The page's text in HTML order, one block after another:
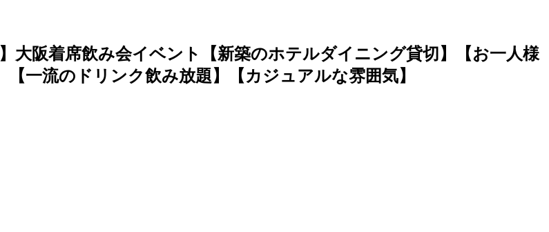
大阪着席飲み会イベント【新築のホテルダイニング貸切】【お一人様
一流のドリンク飲み放題】【カジュアルな雰囲気】